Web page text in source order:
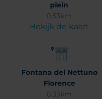
plein
0.53km
Bekijk de kaart
Fontana del Nettuno
Florence
0.33km